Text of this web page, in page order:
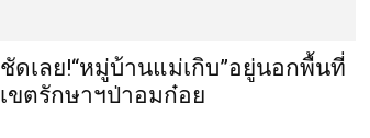
ชัดเลย!“หมู่บ้านแม่เกิบ”อยู่นอกพื้นที่
เขตรักษาฯป่าอมก๋อย